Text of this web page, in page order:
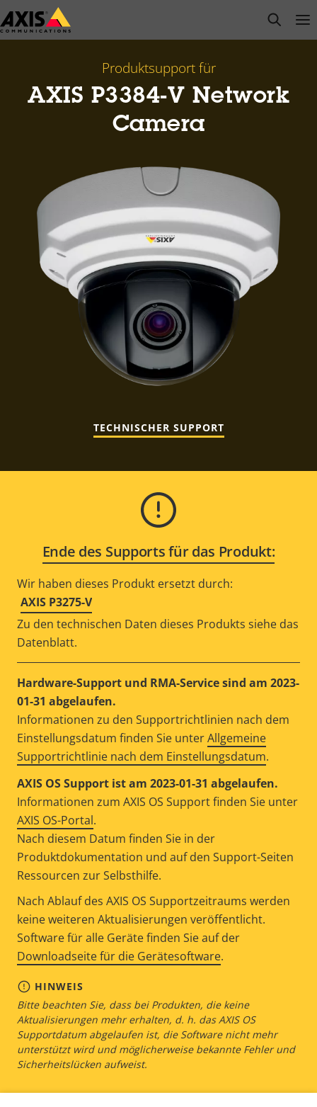
Zum
Hauptinhalt
open
Produktsupport für
AXIS P3384-V Network
Camera
TECHNISCHER SUPPORT
Ende des Supports für das Produkt:
Wir haben dieses Produkt ersetzt durch:
AXIS P3275-V
Zu den technischen Daten dieses Produkts siehe das
Datenblatt.
Hardware-Support und RMA-Service sind am 2023-
01-31 abgelaufen.
Informationen zu den Supportrichtlinien nach dem
Einstellungsdatum finden Sie unterAllgemeine
Supportrichtlinie nach dem Einstellungsdatum.
AXIS OS Support ist am 2023-01-31 abgelaufen.
Informationen zum AXIS OS Support finden Sie unter
AXIS OS-Portal.
Nach diesem Datum finden Sie in der
Produktdokumentation und auf den Support-Seiten
Ressourcen zur Selbsthilfe.
Nach Ablauf des AXIS OS Supportzeitraums werden
keine weiteren Aktualisierungen veröffentlicht.
Software für alle Geräte finden Sie auf der
Downloadseite für die Gerätesoftware.
HINWEIS
Bitte beachten Sie, dass bei Produkten, die keine
Aktualisierungen mehr erhalten, d. h. das AXIS OS
Supportdatum abgelaufen ist, die Software nicht mehr
unterstützt wird und möglicherweise bekannte Fehler und
Sicherheitslücken aufweist.